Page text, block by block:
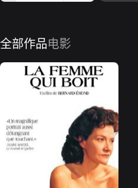
全部作品电影